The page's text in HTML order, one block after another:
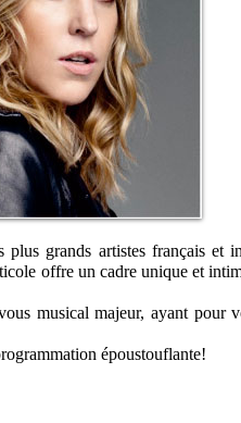
grands artistes français et
offre un cadre unique et
musical majeur, ayant pour
époustouflante!